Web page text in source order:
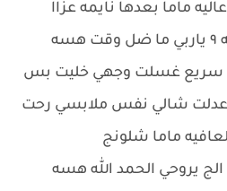
ماما بعدها نايمه عزاا
ساعه يااا يا صخام ساعه ٩ ياربي ما ضل وقت هسه
سريع غسلت وجهي خليت بس
شالي نفس ملابسي رحت
ماما شلونج
يروحي الحمد الله هسه